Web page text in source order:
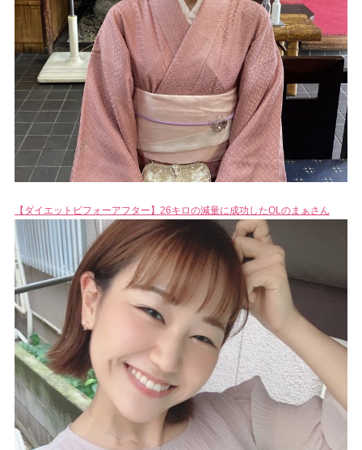
【ダイエットビフォーアフター】26キロの減量に成功したOLのまぁさん